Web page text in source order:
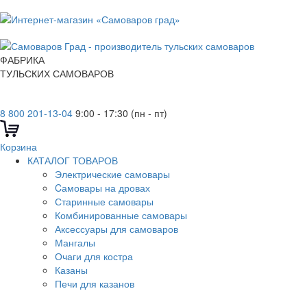
ФАБРИКА
ТУЛЬСКИХ САМОВАРОВ
8 800 201-13-04 9:00 - 17:30 (пн - пт)
Корзина
КАТАЛОГ ТОВАРОВ
Электрические самовары
Cамовары на дровах
Старинные самовары
Комбинированные самовары
Аксессуары для самоваров
Мангалы
Очаги для костра
Казаны
Печи для казанов